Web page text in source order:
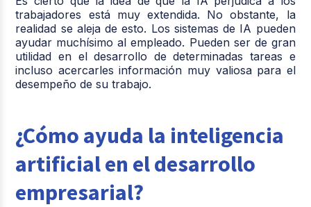
trabajadores está muy extendida. No obstante, la
realidad se aleja de esto. Los sistemas de IA pueden
ayudar muchísimo al empleado. Pueden ser de gran
utilidad en el desarrollo de determinadas tareas e
incluso acercarles información muy valiosa para el
desempeño de su trabajo.
¿Cómo ayuda la inteligencia
artificial en el desarrollo
empresarial?